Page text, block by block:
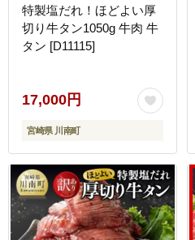
特製塩だれ！ほどよい厚
切り牛タン1050g 牛肉 牛
タン [D11115]
17,000円
宮崎県 川南町